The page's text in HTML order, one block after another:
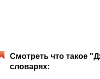
Смотреть что такое
словарях: